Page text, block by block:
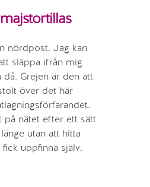
nördpost. Jag kan
släppa ifrån mig
Grejen är den att
över det här
på nätet efter ett sätt
utan att hitta
fick uppfinna själv.